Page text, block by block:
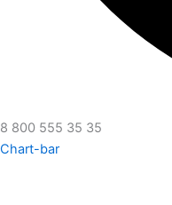
8 800 555 35 35
Chart-bar